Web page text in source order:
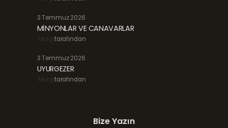
3 Temmuz 2026
MİNYONLAR VE CANAVARLAR
Margitarafından
3 Temmuz 2026
UYURGEZER
Margitarafından
Bize Yazın